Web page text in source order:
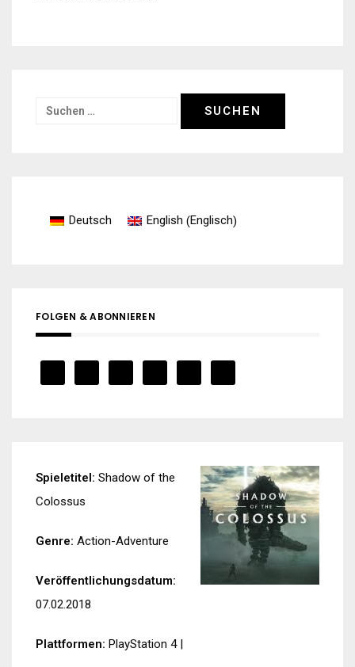
Suchen
Deutsch English (Englisch)
FOLGEN & ABONNIEREN
Spieletitel: Shadow of the
Colossus
Genre: Action-Adventure
Veröffentlichungsdatum:
07.02.2018
Plattformen: PlayStation 4|